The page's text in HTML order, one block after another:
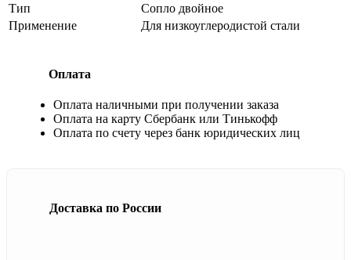
Тип
Сопло двойное
Применение
Для низкоуглеродистой стали
Оплата
Оплата наличными при получении заказа
Оплата на карту Сбербанк или Тинькофф
Оплата по счету через банк юридических лиц
Доставка по России